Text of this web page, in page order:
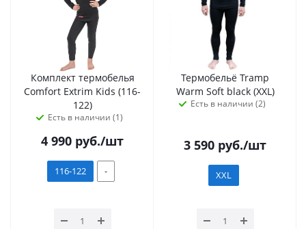
Комплект термобелья
Сomfort Extrim Kids (116-
122)
Есть в наличии (1)
4 990 руб./шт
116-122 -
Термобельё Tramp
Warm Soft black (XXL)
Есть в наличии (2)
3 590 руб./шт
XXL